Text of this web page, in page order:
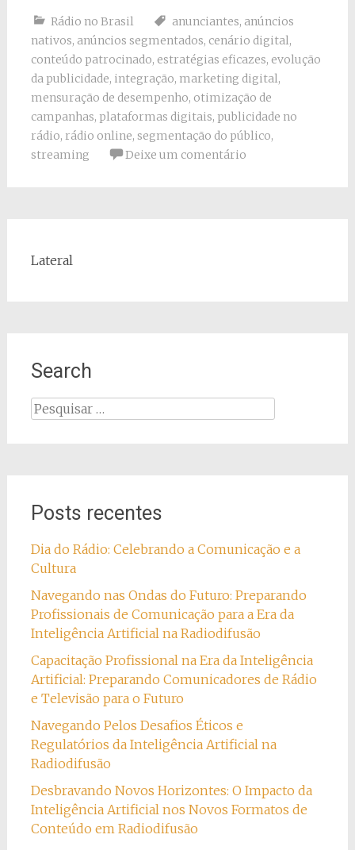
Rádio no Brasil anunciantes, anúncios
nativos, anúncios segmentados, cenário digital,
conteúdo patrocinado, estratégias eficazes, evolução
da publicidade, integração, marketing digital,
mensuração de desempenho, otimização de
campanhas, plataformas digitais, publicidade no
rádio, rádio online, segmentação do público,
streaming
Deixe um comentário
Lateral
Search
Pesquisar
por:
Posts recentes
Dia do Rádio: Celebrando a Comunicação e a
Cultura
Navegando nas Ondas do Futuro: Preparando
Profissionais de Comunicação para a Era da
Inteligência Artificial na Radiodifusão
Capacitação Profissional na Era da Inteligência
Artificial: Preparando Comunicadores de Rádio
e Televisão para o Futuro
Navegando Pelos Desafios Éticos e
Regulatórios da Inteligência Artificial na
Radiodifusão
Desbravando Novos Horizontes: O Impacto da
Inteligência Artificial nos Novos Formatos de
Conteúdo em Radiodifusão